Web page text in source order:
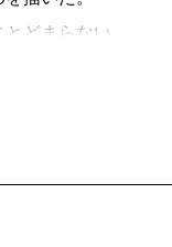
どまらない。
、安らぎ、敵